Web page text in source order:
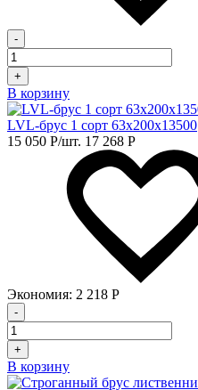
-
+
В корзину
LVL-брус 1 сорт 63х200х13500
15 050 Р/шт. 17 268 Р
Экономия: 2 218 Р
-
+
В корзину